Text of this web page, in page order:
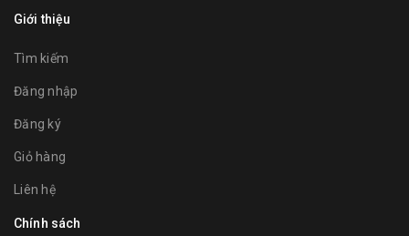
Giới thiệu
Tìm kiếm
Đăng nhập
Đăng ký
Giỏ hàng
Liên hệ
Chính sách